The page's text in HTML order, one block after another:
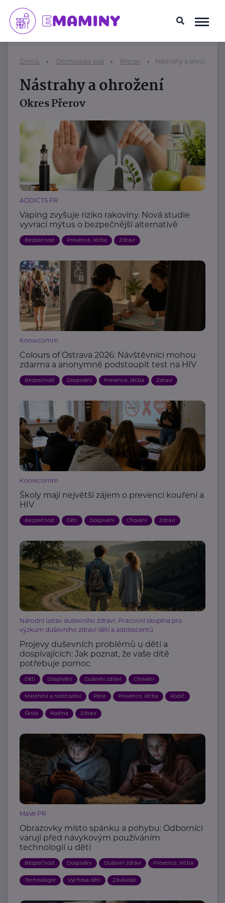
Domů Olomoucký kraj Přerov Nástrahy a ohrožení
Nástrahy a ohrožení
Okres Přerov
ADDICTS PR
Vaping zvyšuje riziko rakoviny. Nová studie
vyvrací mýtus o bezpečnější alternativě
Bezpečnost Prevence, léčba Zdraví
Knowcomm
Colours of Ostrava 2026: Návštěvníci mohou
zdarma a anonymně podstoupit test na HIV
Bezpečnost Dospívání Prevence, léčba Zdraví
Knowcomm
Školy mají největší zájem o prevenci kouření a
HIV
Bezpečnost Děti Dospívání Chování Zdraví
Národní ústav duševního zdraví, Pracovní skupina pro
výzkum duševního zdraví dětí a adolescentů
Projevy duševních problémů u dětí a
dospívajících: Jak poznat, že vaše dítě
potřebuje pomoc
Děti Dospívání Duševní zdraví Chování
Mateřství a rodičovství Péče Prevence, léčba Rodič
Škola Rodina Zdraví
MaVe PR
Obrazovky místo spánku a pohybu: Odborníci
varují před návykovým používáním
technologií u dětí
Bezpečnost Dospívání Duševní zdraví Prevence, léčba
Technologie Výchova dětí Závislosti